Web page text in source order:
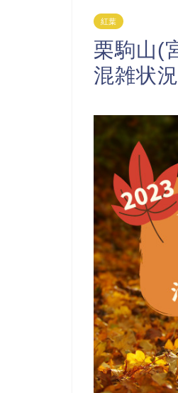
紅葉
栗駒山(
混雑状